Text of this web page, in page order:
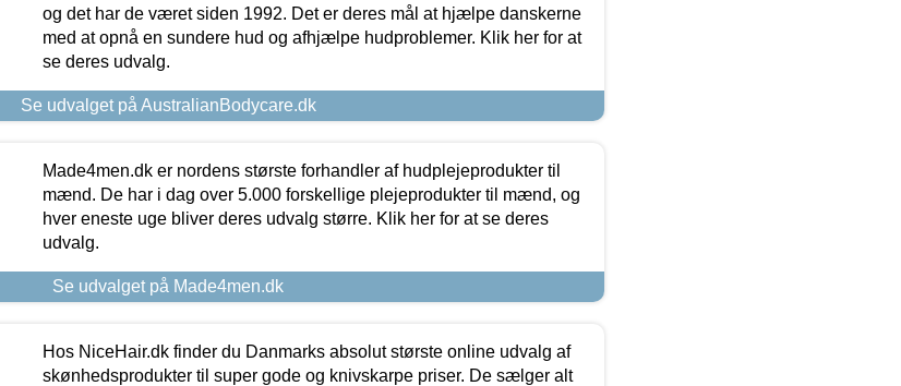
og det har de været siden 1992. Det er deres mål at hjælpe danskerne
med at opnå en sundere hud og afhjælpe hudproblemer. Klik her for at
se deres udvalg.
Se udvalget på AustralianBodycare.dk
Made4men.dk er nordens største forhandler af hudplejeprodukter til
mænd. De har i dag over 5.000 forskellige plejeprodukter til mænd, og
hver eneste uge bliver deres udvalg større. Klik her for at se deres
udvalg.
Se udvalget på Made4men.dk
Hos NiceHair.dk finder du Danmarks absolut største online udvalg af
skønhedsprodukter til super gode og knivskarpe priser. De sælger alt